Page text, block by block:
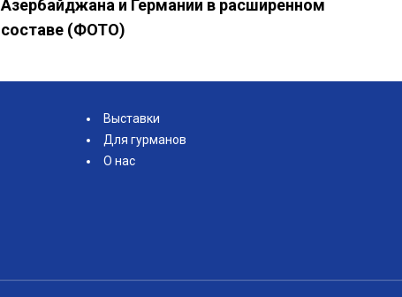
составе (ФОТО)
Для гурманов
О нас